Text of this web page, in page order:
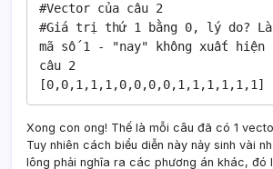
#Vector của câu 2
#Giá trị thứ 1 bằng 0, lý do?
mã số 1 - "nay" không xuất hiện
câu 2
[0,0,1,1,1,0,0,0,0,1,1,1,1,1,1]
Xong con ong! Thế là mỗi câu đã có 1
Tuy nhiên cách biểu diễn này nảy sinh vài
lông phải nghĩa ra các phương án khác, đó